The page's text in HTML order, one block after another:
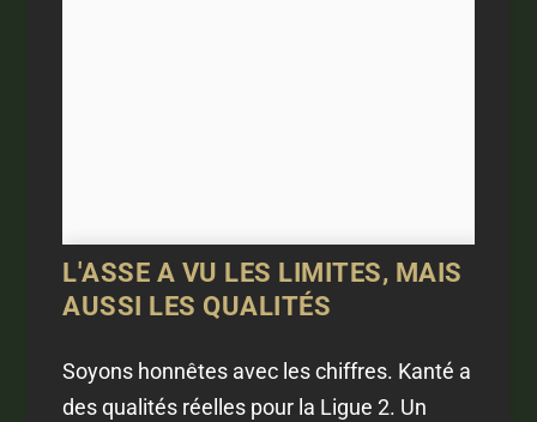
L'ASSE A VU LES LIMITES, MAIS
AUSSI LES QUALITÉS
Soyons honnêtes avec les chiffres. Kanté a
des qualités réelles pour la Ligue 2. Un